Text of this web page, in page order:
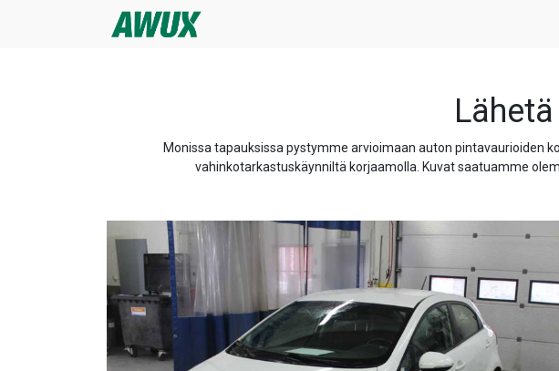
Monissa tapauksissa pystymme arvioimaan auton pintavaurioiden
vahinkotarkastuskäynniltä korjaamolla. Kuvat saatuamme